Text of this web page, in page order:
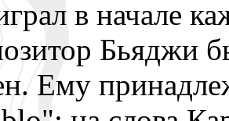
в начале
Бьяджи
Ему